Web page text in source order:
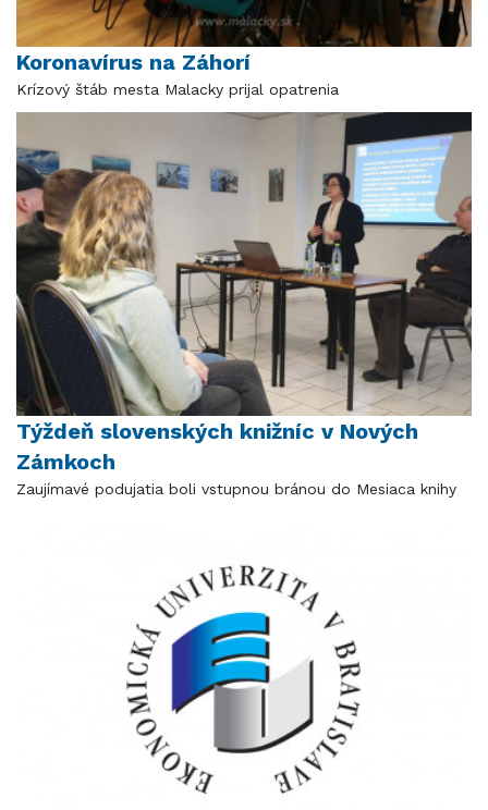
Koronavírus na Záhorí
Krízový štáb mesta Malacky prijal opatrenia
Týždeň slovenských knižníc v Nových
Zámkoch
Zaujímavé podujatia boli vstupnou bránou do Mesiaca knihy